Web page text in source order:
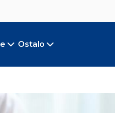
Toggle submenu
Ostalo
Toggle